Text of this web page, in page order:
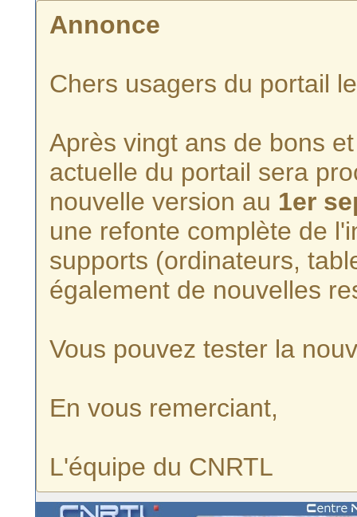
Annonce
Chers usagers du portail
Après vingt ans de bons
actuelle du portail sera
nouvelle version au 1er
une refonte complète de
supports (ordinateurs,
également de nouvelles
Vous pouvez tester la
En vous remerciant,
L'équipe du CNRTL